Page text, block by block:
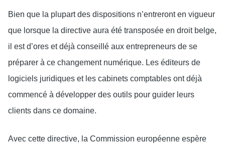
Bien que la plupart des dispositions n’entreront en vigueur
que lorsque la directive aura été transposée en droit belge,
il est d’ores et déjà conseillé aux entrepreneurs de se
préparer à ce changement numérique. Les éditeurs de
logiciels juridiques et les cabinets comptables ont déjà
commencé à développer des outils pour guider leurs
clients dans ce domaine.
Avec cette directive, la Commission européenne espère